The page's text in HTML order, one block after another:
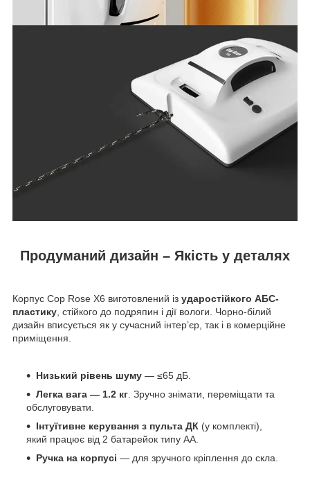
Продуманий дизайн – Якість у деталях
Корпус Cop Rose X6 виготовлений із ударостійкого АБС-
пластику, стійкого до подряпин і дії вологи. Чорно-білий
дизайн вписується як у сучасний інтер’єр, так і в комерційне
приміщення.
Низький рівень шуму — ≤65 дБ.
Легка вага — 1.2 кг. Зручно знімати, переміщати та
обслуговувати.
Інтуїтивне керування з пульта ДК (у комплекті),
який працює від 2 батарейок типу AA.
Ручка на корпусі — для зручного кріплення до скла.